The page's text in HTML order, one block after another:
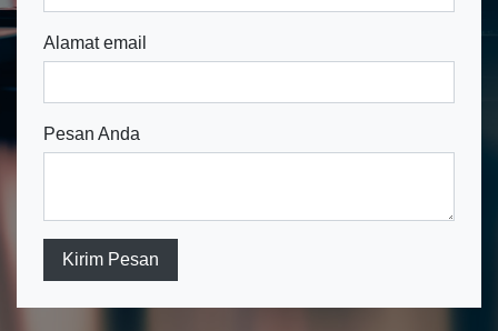
Alamat email
Pesan Anda
Kirim Pesan